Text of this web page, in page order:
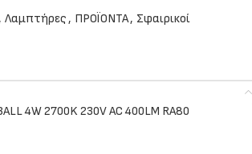
Λαμπτήρες, ΠΡΟΪΟΝΤΑ, Σφαιρικοί
4W 2700K 230V AC 400LM RA80